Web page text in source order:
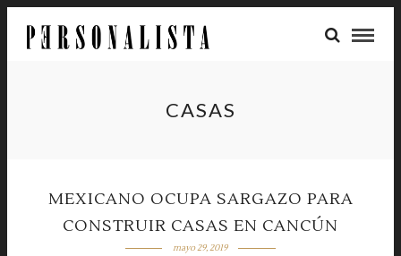
CASAS
MEXICANO OCUPA SARGAZO PARA
CONSTRUIR CASAS EN CANCÚN
mayo 29, 2019